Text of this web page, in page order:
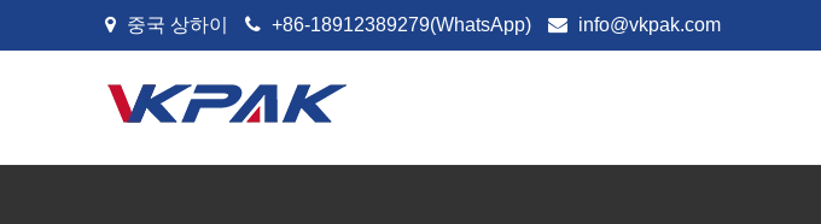
콘텐츠로 건너뛰기
중국 상하이 +86-18912389279(WhatsApp) info@vkpak.com